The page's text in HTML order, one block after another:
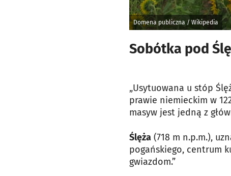
Domena publiczna / Wikipedia
Sobótka pod
„Usytuowana u stóp
prawie niemieckim w
masyw jest jedną z
Ślęża (718 m n.p.m.),
pogańskiego, centrum
gwiazdom.”